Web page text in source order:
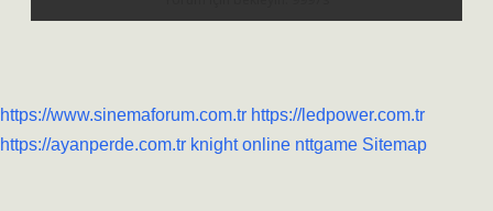
https://www.sinemaforum.com.tr https://ledpower.com.tr
https://ayanperde.com.tr knight online nttgame Sitemap